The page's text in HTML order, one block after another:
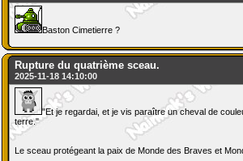
Baston Cimetierre ?
Rupture du quatrième sceau.
2025-11-18 14:10:00
"Et je regardai, et je vis paraître un cheval de
terre."
Le sceau protégeant la paix de Monde des Braves et